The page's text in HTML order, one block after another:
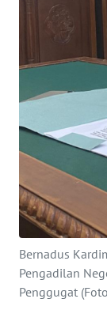
Bernadus
Pengadilan
Penggugat
KONTAK
INFO
TENTANG
KAMI
PEDOMAN
MEDIA
SIBER
REDAKSI